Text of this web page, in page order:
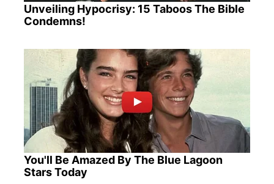
Unveiling Hypocrisy: 15 Taboos The Bible
Condemns!
You'll Be Amazed By The Blue Lagoon
Stars Today